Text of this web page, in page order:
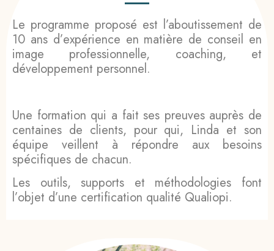
Le programme proposé est l’aboutissement de
10 ans d’expérience en matière de conseil en
image professionnelle, coaching, et
développement personnel.
Une formation qui a fait ses preuves auprès de
centaines de clients, pour qui, Linda et son
équipe veillent à répondre aux besoins
spécifiques de chacun.
Les outils, supports et méthodologies font
l’objet d’une certification qualité Qualiopi.